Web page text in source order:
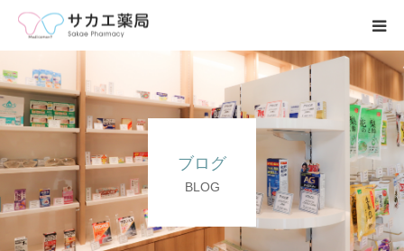
ブログ
BLOG
ホーム
事業内容
求人募集
会社案内